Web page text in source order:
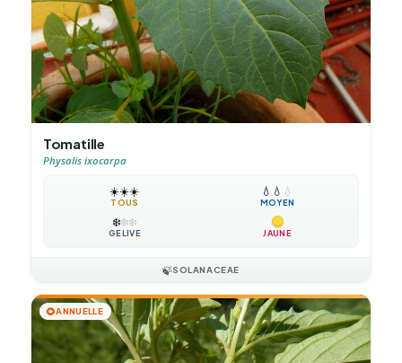
Tomatille
Physalis ixocarpa
☀️☀️☀️
TOUS
💧 💧 💧
MOYEN
❄️❄️❄️
GÉLIVE JAUNE
🍃SOLANACEAE
🌻ANNUELLE